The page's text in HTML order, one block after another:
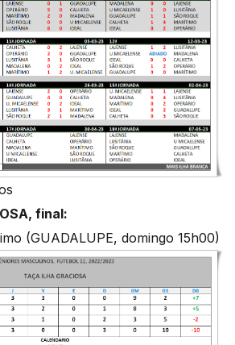
final:
(GUADALUPE, domingo 15h00)